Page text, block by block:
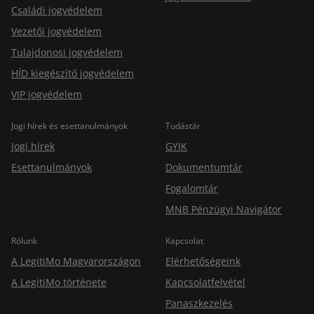
Családi jogvédelem
Vezetői jogvédelem
Tulajdonosi jogvédelem
HÍD kiegészítő jogvédelem
VIP jogvédelem
Jogi hírek és esettanulmányok
Jogi hírek
Esettanulmányok
Tudástár
GYIK
Dokumentumtár
Fogalomtár
MNB Pénzügyi Navigátor
Rólunk
A LegitiMo Magyarországon
A LegitiMo története
Kapcsolat
Elérhetőségeink
Kapcsolatfelvétel
Panaszkezelés